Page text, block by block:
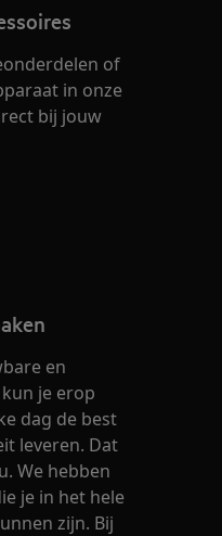
of
in onze
bij jouw
en
je erop
dag de best
leveren. Dat
We hebben
je in het hele
zijn. Bij